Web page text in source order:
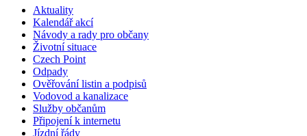
Aktuality
Kalendář akcí
Návody a rady pro občany
Životní situace
Czech Point
Odpady
Ověřování listin a podpisů
Vodovod a kanalizace
Služby občanům
Připojení k internetu
Jízdní řády